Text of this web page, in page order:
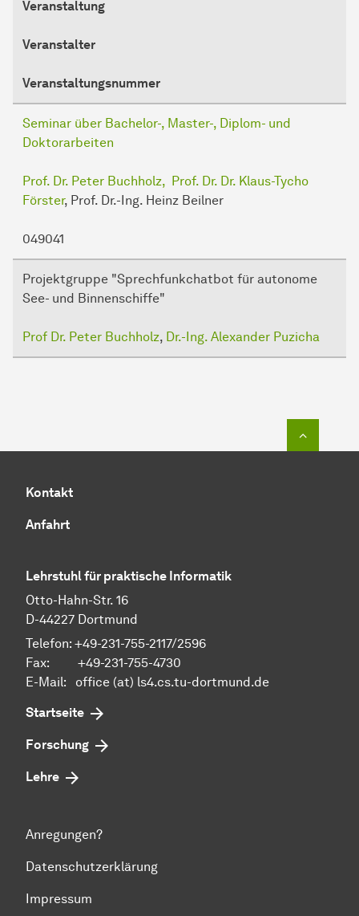
Veranstaltung
Veranstalter
Veranstaltungsnummer
Seminar über Bachelor-, Master-, Diplom- und
Doktorarbeiten
Prof. Dr. Peter Buchholz, Prof. Dr. Dr. Klaus-Tycho
Förster, Prof. Dr.-Ing. Heinz Beilner
049041
Projektgruppe "Sprechfunkchatbot für autonome
See- und Binnenschiffe"
Prof Dr. Peter Buchholz, Dr.-Ing. Alexander Puzicha
Kontakt
Anfahrt
Lehrstuhl für praktische Informatik
Otto-Hahn-Str. 16
D-44227 Dortmund
Telefon: +49-231-755-2117/2596
Fax: +49-231-755-4730
E-Mail: office (at) ls4.cs.tu-dortmund.de
Startseite
Forschung
Lehre
Anregungen?
Datenschutzerklärung
Impressum